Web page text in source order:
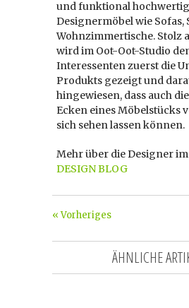
und funktional
Designermöbel wie Sofas,
Wohnzimmertische. Stolz
wird im Oot-Oot-Studio
Interessenten zuerst die
Produkts gezeigt und
hingewiesen, dass auch
Ecken eines Möbelstücks
sich sehen lassen können.
Mehr über die Designer im
DESIGN BLOG
« Vorheriges
ÄHNLICHE